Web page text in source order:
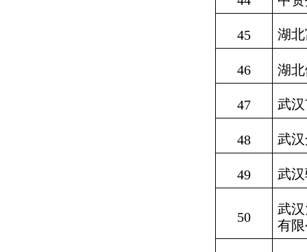
45 湖
46 湖
47 武
48 武
49 武
50
武
有